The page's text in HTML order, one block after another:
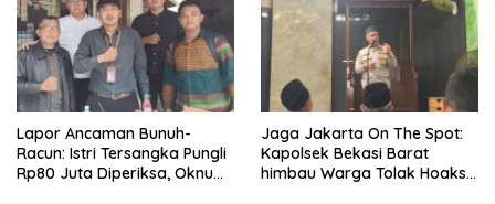
Lapor Ancaman Bunuh-
Racun: Istri Tersangka Pungli
Rp80 Juta Diperiksa, Oknum
Jaga Jakarta On The Spot:
Kapolsek Bekasi Barat
himbau Warga Tolak Hoaks